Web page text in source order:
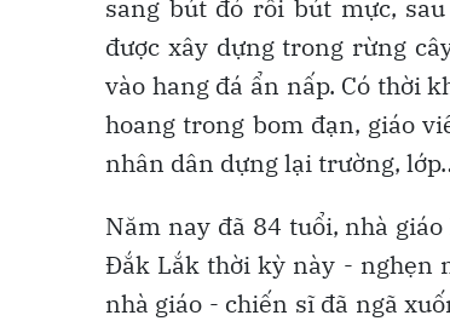
sang bút đỏ rồi bút mực,
được xây dựng trong rừng
vào hang đá ẩn nấp. Có thời
hoang trong bom đạn, giáo
nhân dân dựng lại trường,
Năm nay đã 84 tuổi, nhà
Đắk Lắk thời kỳ này - nghẹn
nhà giáo - chiến sĩ đã ngã